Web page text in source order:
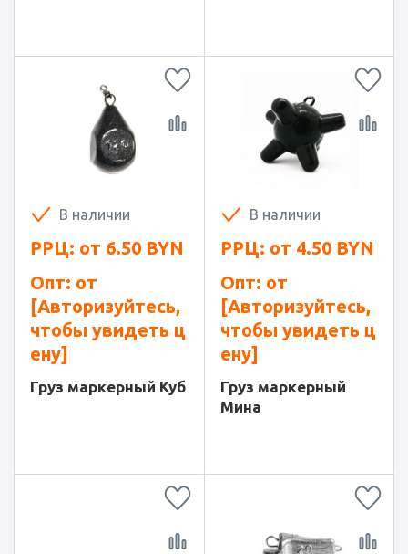
В наличии
РРЦ: от 6.50 BYN
Опт: от
[Авторизуйтесь,
чтобы увидеть ц
ену]
Груз маркерный Куб
В наличии
РРЦ: от 4.50 BYN
Опт: от
[Авторизуйтесь,
чтобы увидеть ц
ену]
Груз маркерный
Мина